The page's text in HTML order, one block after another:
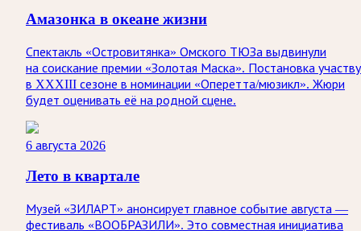
Амазонка в океане жизни
Спектакль «Островитянка» Омского ТЮЗа выдвинули
на соискание премии «Золотая Маска». Постановка
в XXXIII сезоне в номинации «Оперетта/мюзикл». Жюри
будет оценивать её на родной сцене.
6 августа 2026
Лето в квартале
Музей «ЗИЛАРТ» анонсирует главное событие августа —
фестиваль «ВООБРАЗИЛИ». Это совместная инициатива